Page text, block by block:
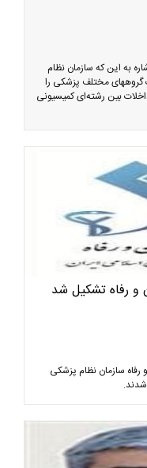
به این که سازمان نظام
گروههای مختلف پزشکی را
بین رشته‌ای کمیسیونی
رفاه تشکیل شد
سازمان نظام پزشکی